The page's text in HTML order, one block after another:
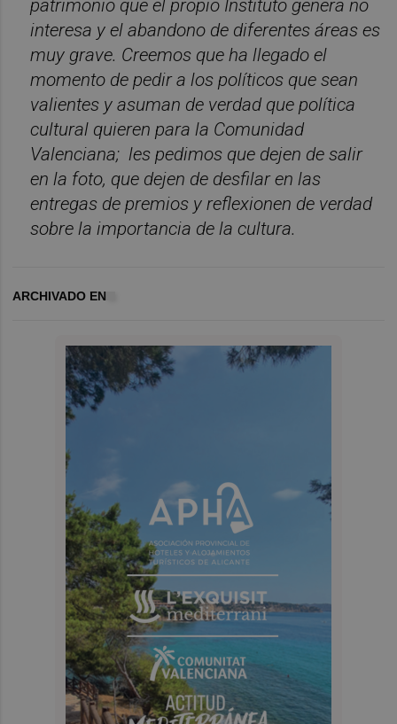
patrimonio que el propio Instituto genera no
interesa y el abandono de diferentes áreas es
muy grave. Creemos que ha llegado el
momento de pedir a los políticos que sean
valientes y asuman de verdad que política
cultural quieren para la Comunidad
Valenciana; les pedimos que dejen de salir
en la foto, que dejen de desfilar en las
entregas de premios y reflexionen de verdad
sobre la importancia de la cultura.
ARCHIVADO EN